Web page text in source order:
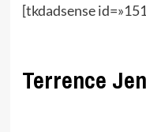
[tkdadsense
Terrence